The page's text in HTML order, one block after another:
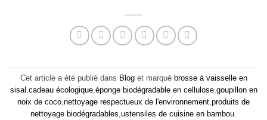
Cet article a été publié dans Bloget marqué brosse à vaisselle en
sisal cadeau écologique, éponge biodégradable en cellulose, goupillon en
noix de coco nettoyage respectueux de l'environnement produits de
nettoyage biodégradables ustensiles de cuisine en bambou